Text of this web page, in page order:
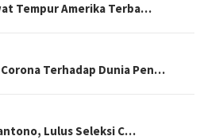
Tempur Amerika Terba…
Corona Terhadap Dunia Pen…
Lulus Seleksi C…